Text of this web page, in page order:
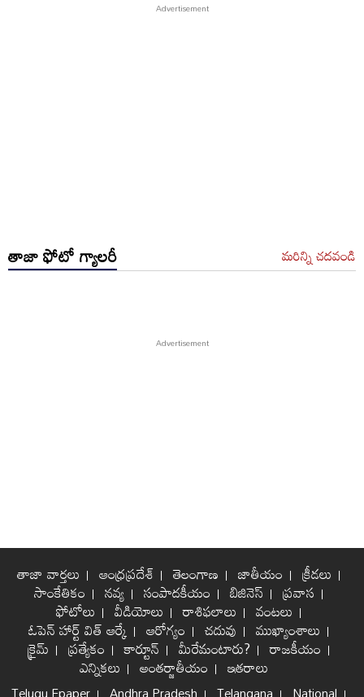
తాజా ఫోటో గ్యాలరీ మరిన్ని చదవండి
తాజా వార్తలు ఆంధ్రప్రదేశ్ తెలంగాణ జాతీయం క్రీడలు
సాంకేతికం నవ్య సంపాదకీయం బిజినెస్ ప్రవాస
ఫోటోలు వీడియోలు రాశిఫలాలు వంటలు
ఓపెన్ హార్ట్ విత్ ఆర్కే ఆరోగ్యం చదువు ముఖ్యాంశాలు
క్రైమ్ ప్రత్యేకం కార్టూన్ మీరేమంటారు? రాజకీయం
ఎన్నికలు అంతర్జాతీయం ఇతరాలు